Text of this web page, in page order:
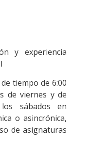
y experiencia
tiempo de 6:00
de viernes y de
sábados en
o asincrónica,
de asignaturas